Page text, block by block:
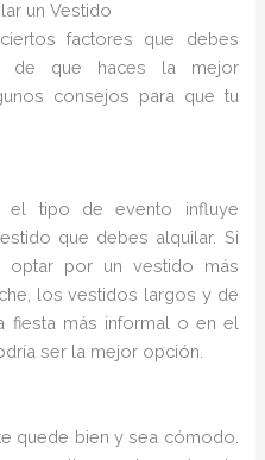
un Vestido
factores que debes
de que haces la mejor
consejos para que tu
el tipo de evento influye
que debes alquilar. Si
por un vestido más
los vestidos largos y de
fiesta más informal o en el
ser la mejor opción.
quede bien y sea cómodo.